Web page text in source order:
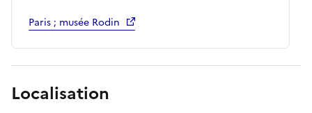
Paris ; musée Rodin
Localisation